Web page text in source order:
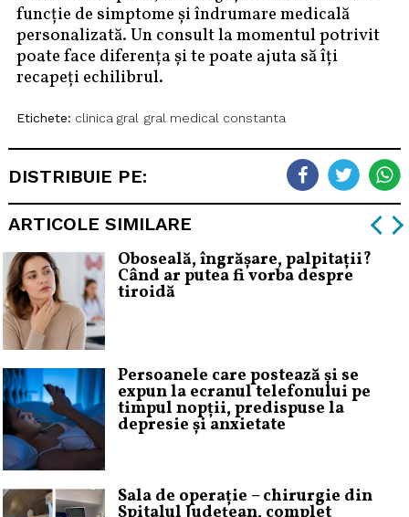
funcție de simptome și îndrumare medicală
personalizată. Un consult la momentul potrivit
poate face diferența și te poate ajuta să îți
recapeți echilibrul.
Etichete: clinica gral gral medical constanta
DISTRIBUIE PE:
ARTICOLE SIMILARE
Oboseală, îngrășare, palpitații?
Când ar putea fi vorba despre
tiroidă
Persoanele care postează și se
expun la ecranul telefonului pe
timpul nopții, predispuse la
depresie și anxietate
Sala de operație – chirurgie din